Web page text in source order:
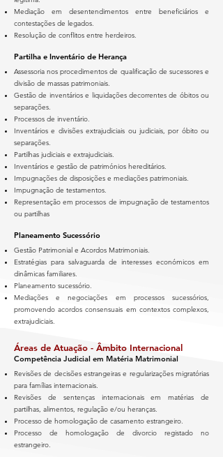
Mediação em desentendimentos entre beneficiários e
contestações de legados.
Resolução de conflitos entre herdeiros.
Partilha e Inventário de Herança
Assessoria nos procedimentos de qualificação de sucessores e
divisão de massas patrimoniais.
Gestão de inventários e liquidações decorrentes de óbitos ou
separações.
Processos de inventário.
Inventários e divisões extrajudiciais ou judiciais, por óbito ou
separações.
Partilhas judiciais e extrajudiciais.
Inventários e gestão de patrimónios hereditários.
Impugnações de disposições e mediações patrimoniais.
Impugnação de testamentos.
Representação em processos de impugnação de testamentos
ou partilhas
Planeamento Sucessório
Gestão Patrimonial e Acordos Matrimoniais.
Estratégias para salvaguarda de interesses económicos em
dinâmicas familiares.
Planeamento sucessório.
Mediações e negociações em processos sucessórios,
promovendo acordos consensuais em contextos complexos,
extrajudiciais.
Áreas de Atuação - Âmbito Internacional
Competência Judicial em Matéria Matrimonial
Revisões de decisões estrangeiras e regularizações migratórias
para famílias internacionais.
Revisões de sentenças internacionais em matérias de
partilhas, alimentos, regulação e/ou heranças.
Processo de homologação de casamento estrangeiro.
Processo de homologação de divorcio registado no
estrangeiro.